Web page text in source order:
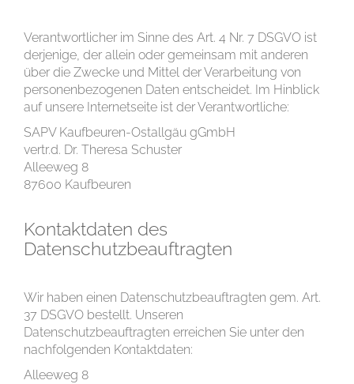
Verantwortlicher im Sinne des Art. 4 Nr. 7 DSGVO ist
derjenige, der allein oder gemeinsam mit anderen
über die Zwecke und Mittel der Verarbeitung von
personenbezogenen Daten entscheidet. Im Hinblick
auf unsere Internetseite ist der Verantwortliche:
SAPV Kaufbeuren-Ostallgäu gGmbH
vertr.d. Dr. Theresa Schuster
Alleeweg 8
87600 Kaufbeuren
Kontaktdaten des
Datenschutzbeauftragten
Wir haben einen Datenschutzbeauftragten gem. Art.
37 DSGVO bestellt. Unseren
Datenschutzbeauftragten erreichen Sie unter den
nachfolgenden Kontaktdaten:
Alleeweg 8